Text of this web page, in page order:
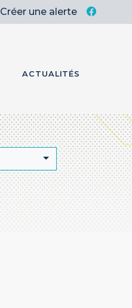
Créer une alerte
ACTUALITÉS